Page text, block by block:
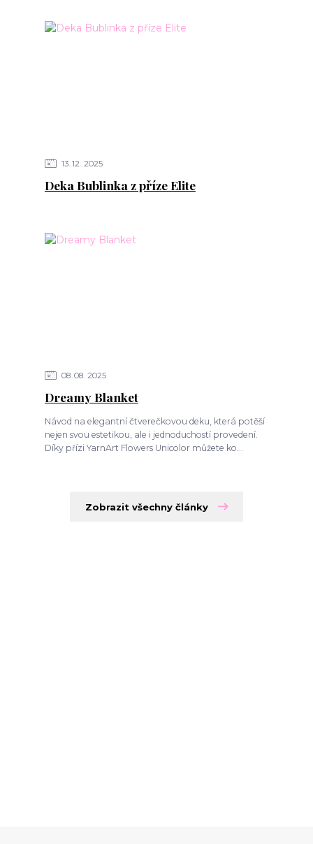
13 12 2025
Deka Bublinka z příze Elite
08 08 2025
Dreamy Blanket
Návod na elegantní čtverečkovou deku, která potěší
nejen svou estetikou, ale i jednoduchostí provedení.
Díky přízi YarnArt Flowers Unicolor můžete ko...
Zobrazit všechny články